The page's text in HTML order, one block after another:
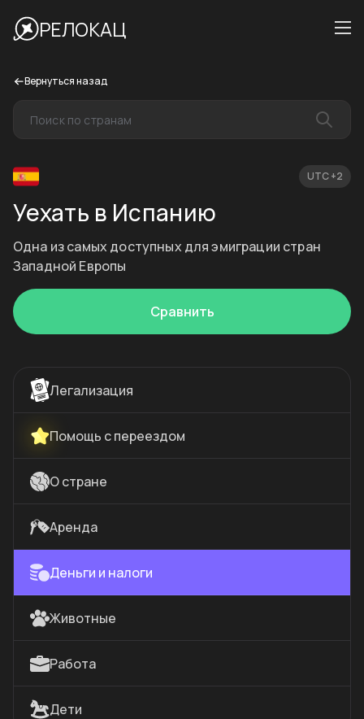
РЕЛОКАЦ
Вернуться назад
UTC +2
Уехать в Испанию
Одна из самых доступных для эмиграции стран
Западной Европы
Сравнить
Легализация
Помощь с переездом
О стране
Аренда
Деньги и налоги
Животные
Работа
Дети